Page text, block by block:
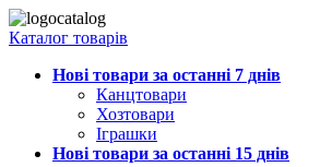
Каталог товарів
Нові товари за останнi 7 днiв
Канцтовари
Хозтовари
Іграшки
Нові товари за останнi 15 днiв